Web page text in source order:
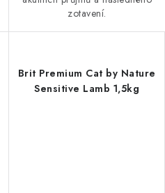
zotavení.
Brit Premium Cat by Nature
Sensitive Lamb 1,5kg